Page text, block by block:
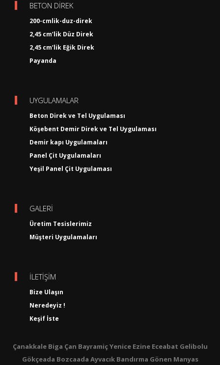
BETON DİREK
200-cmlik-duz-direk
2,45 cm’lik Düz Direk
2,45 cm’lik Eğik Direk
Payanda
UYGULAMALAR
Beton Direk ve Tel Uygulaması
Köşebent Demir Direk ve Tel Uygulaması
Demir kapı Uygulamaları
Panel Çit Uygulamaları
Yeşil Panel Çit Uygulaması
GALERİ
Üretim Tesislerimiz
Müşteri Uygulamaları
İLETİŞİM
Bize Ulaşın
Neredeyiz !
Keşif İste
Çanakkale Biga Çan Bayramiç Yenice Ezine Eceabat Gelibolu
Gökçeada Bozcaada Ayvacık Bandırma Gönen Manyas